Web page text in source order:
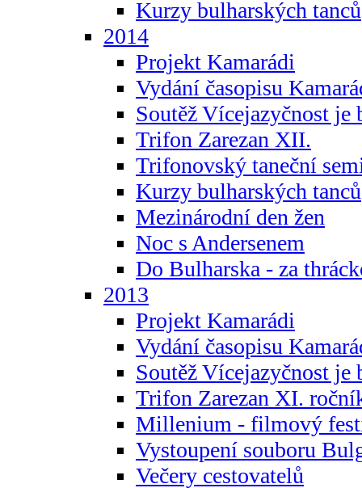
Kurzy bulharských tanců
2014
Projekt Kamarádi
Vydání časopisu
Soutěž Vícejazyčnost je
Trifon Zarezan XII.
Trifonovský taneční
Kurzy bulharských tanců
Mezinárodní den žen
Noc s Andersenem
Do Bulharska - za
2013
Projekt Kamarádi
Vydání časopisu
Soutěž Vícejazyčnost je
Trifon Zarezan XI.
Millenium - filmový
Vystoupení souboru
Večery cestovatelů